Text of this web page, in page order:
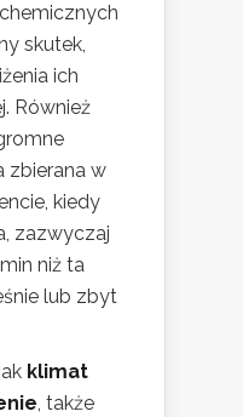
skutek,
ich
Również
zbierana w
kiedy
zazwyczaj
niż ta
lub zbyt
klimat
, także